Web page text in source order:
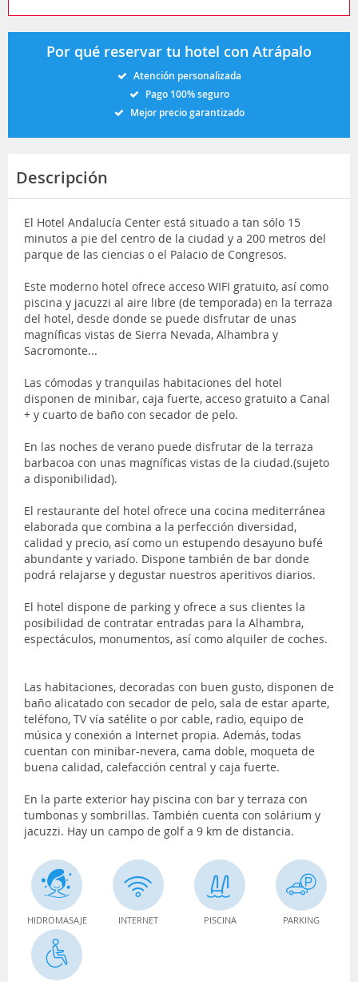
Por qué reservar tu hotel con Atrápalo
Atención personalizada
Pago 100% seguro
Mejor precio garantizado
Descripción
El Hotel Andalucía Center está situado a tan sólo 15
minutos a pie del centro de la ciudad y a 200 metros del
parque de las ciencias o el Palacio de Congresos.
Este moderno hotel ofrece acceso WIFI gratuito, así como
piscina y jacuzzi al aire libre (de temporada) en la terraza
del hotel, desde donde se puede disfrutar de unas
magníficas vistas de Sierra Nevada, Alhambra y
Sacromonte...
Las cómodas y tranquilas habitaciones del hotel
disponen de minibar, caja fuerte, acceso gratuito a Canal
+ y cuarto de baño con secador de pelo.
En las noches de verano puede disfrutar de la terraza
barbacoa con unas magníficas vistas de la ciudad.(sujeto
a disponibilidad).
El restaurante del hotel ofrece una cocina mediterránea
elaborada que combina a la perfección diversidad,
calidad y precio, así como un estupendo desayuno bufé
abundante y variado. Dispone también de bar donde
podrá relajarse y degustar nuestros aperitivos diarios.
El hotel dispone de parking y ofrece a sus clientes la
posibilidad de contratar entradas para la Alhambra,
espectáculos, monumentos, así como alquiler de coches.
Las habitaciones, decoradas con buen gusto, disponen de
baño alicatado con secador de pelo, sala de estar aparte,
teléfono, TV vía satélite o por cable, radio, equipo de
música y conexión a Internet propia. Además, todas
cuentan con minibar-nevera, cama doble, moqueta de
buena calidad, calefacción central y caja fuerte.
En la parte exterior hay piscina con bar y terraza con
tumbonas y sombrillas. También cuenta con solárium y
jacuzzi. Hay un campo de golf a 9 km de distancia.
HIDROMASAJE INTERNET PISCINA PARKING